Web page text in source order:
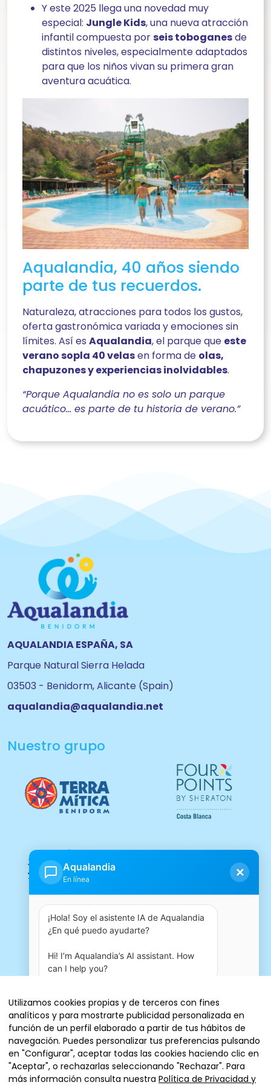
Y este 2025 llega una novedad muy
especial: Jungle Kids, una nueva atracción
infantil compuesta porseis toboganesde
distintos niveles, especialmente adaptados
para que los niños vivan su primera gran
aventura acuática.
Aqualandia, 40 años siendo
parte de tus recuerdos.
Naturaleza, atracciones para todos los gustos,
oferta gastronómica variada y emociones sin
límites. Así es Aqualandia, el parque que este
verano sopla 40 velasen forma de olas,
chapuzones y experiencias inolvidables.
“Porque Aqualandia no es solo un parque
acuático… es parte de tu historia de verano.”
AQUALANDIA ESPAÑA, SA
Parque Natural Sierra Helada
03503 - Benidorm, Alicante (Spain)
aqualandia@aqualandia.net
Nuestro grupo
Entradas
Aqualandia
En línea
✕
¡Hola! Soy el asistente IA de Aqualandia
¿En qué puedo ayudarte?
Hi! I’m Aqualandia’s AI assistant. How
can I help you?
Utilizamos cookies propias y de terceros con fines
analíticos y para mostrarte publicidad personalizada en
función de un perfil elaborado a partir de tus hábitos de
navegación. Puedes personalizar tus preferencias pulsando
en "Configurar", aceptar todas las cookies haciendo clic en
"Aceptar", o rechazarlas seleccionando "Rechazar". Para
más información consulta nuestra Política de Privacidad y